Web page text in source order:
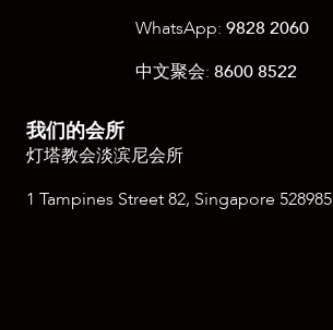
WhatsApp: 9828 2060
中文聚会: 8600 8522
我们的会所
灯塔教会淡滨尼会所
1 Tampines Street 82, Singapore 528985